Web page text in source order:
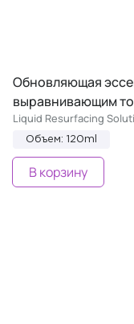
Обновляющая
выравнивающим
Liquid Resurfacing
Объем: 120ml
В корзину